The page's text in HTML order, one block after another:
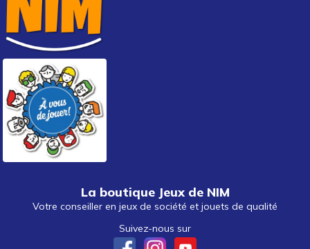
autour de 20 €
autour de 25 €
autour de 30 €
autour de 40 €
autour de 50 €
50 € et au-delà
La boutique Jeux de NIM
Votre conseiller en jeux de société et jouets de qualité
Suivez-nous sur